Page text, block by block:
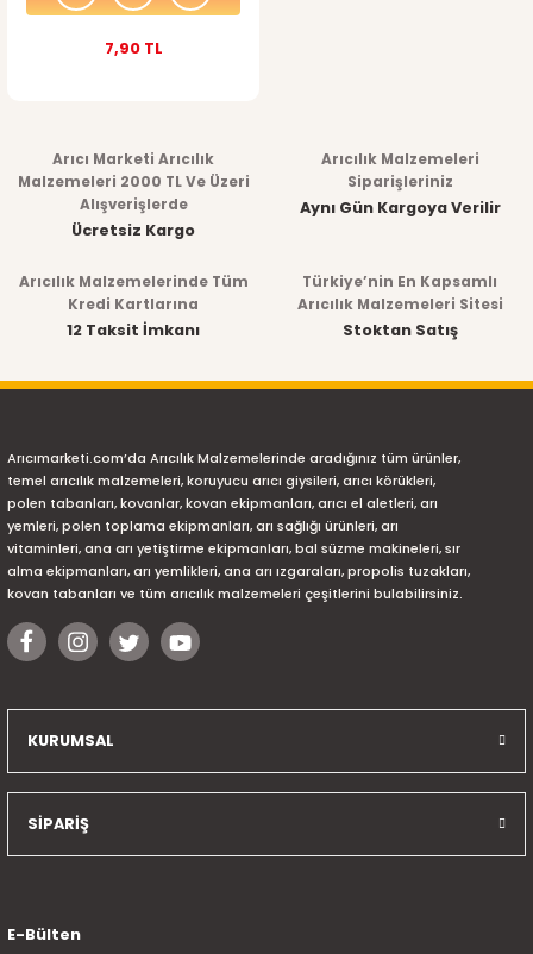
7,90 TL
Arıcı Marketi Arıcılık
Malzemeleri 2000 TL Ve Üzeri
Alışverişlerde
Ücretsiz Kargo
Arıcılık Malzemeleri
Siparişleriniz
Aynı Gün Kargoya Verilir
Arıcılık Malzemelerinde Tüm
Kredi Kartlarına
12 Taksit İmkanı
Türkiye’nin En Kapsamlı
Arıcılık Malzemeleri Sitesi
Stoktan Satış
Arıcımarketi.com’da Arıcılık Malzemelerinde aradığınız tüm ürünler,
temel arıcılık malzemeleri, koruyucu arıcı giysileri, arıcı körükleri,
polen tabanları, kovanlar, kovan ekipmanları, arıcı el aletleri, arı
yemleri, polen toplama ekipmanları, arı sağlığı ürünleri, arı
vitaminleri, ana arı yetiştirme ekipmanları, bal süzme makineleri, sır
alma ekipmanları, arı yemlikleri, ana arı ızgaraları, propolis tuzakları,
kovan tabanları ve tüm arıcılık malzemeleri çeşitlerini bulabilirsiniz.
KURUMSAL
SİPARİŞ
E-Bülten